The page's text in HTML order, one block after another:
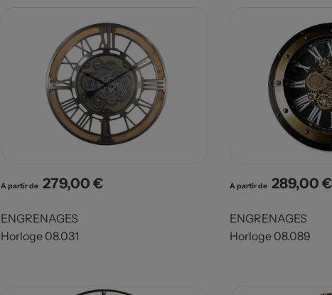
A partir de Prix
279,00 €
ENGRENAGES
Horloge 08.031
A partir de Prix
289,00 €
ENGRENAGES
Horloge 08.089